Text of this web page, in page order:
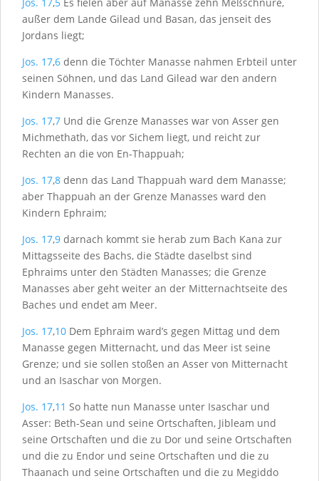
außer dem Lande Gilead und Basan, das jenseit des
Jordans liegt;
Jos. 17,6 denn die Töchter Manasse nahmen Erbteil unter
seinen Söhnen, und das Land Gilead war den andern
Kindern Manasses.
Jos. 17,7 Und die Grenze Manasses war von Asser gen
Michmethath, das vor Sichem liegt, und reicht zur
Rechten an die von En-Thappuah;
Jos. 17,8 denn das Land Thappuah ward dem Manasse;
aber Thappuah an der Grenze Manasses ward den
Kindern Ephraim;
Jos. 17,9 darnach kommt sie herab zum Bach Kana zur
Mittagsseite des Bachs, die Städte daselbst sind
Ephraims unter den Städten Manasses; die Grenze
Manasses aber geht weiter an der Mitternachtseite des
Baches und endet am Meer.
Jos. 17,10 Dem Ephraim ward’s gegen Mittag und dem
Manasse gegen Mitternacht, und das Meer ist seine
Grenze; und sie sollen stoßen an Asser von Mitternacht
und an Isaschar von Morgen.
Jos. 17,11 So hatte nun Manasse unter Isaschar und
Asser: Beth-Sean und seine Ortschaften, Jibleam und
seine Ortschaften und die zu Dor und seine Ortschaften
und die zu Endor und seine Ortschaften und die zu
Thaanach und seine Ortschaften und die zu Megiddo